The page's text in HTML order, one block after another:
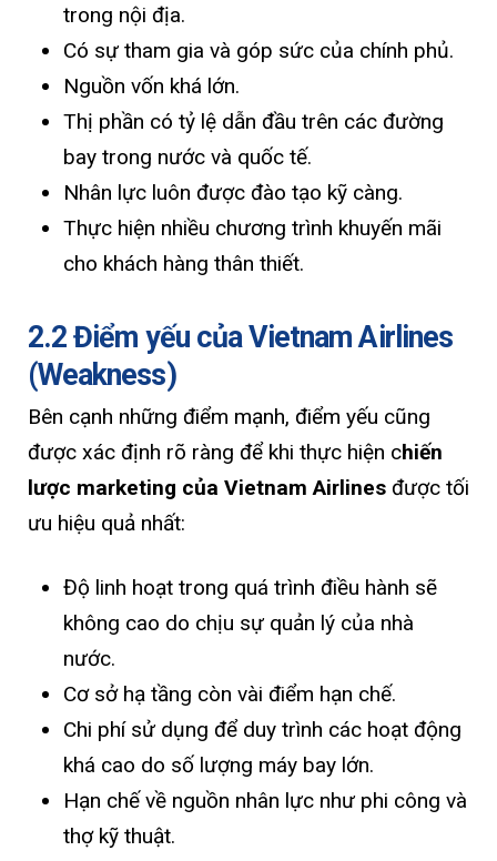
trong nội địa.
Có sự tham gia và góp sức của chính phủ.
Nguồn vốn khá lớn.
Thị phần có tỷ lệ dẫn đầu trên các đường
bay trong nước và quốc tế.
Nhân lực luôn được đào tạo kỹ càng.
Thực hiện nhiều chương trình khuyến mãi
cho khách hàng thân thiết.
2.2 Điểm yếu của Vietnam Airlines
(Weakness)
Bên cạnh những điểm mạnh, điểm yếu cũng
được xác định rõ ràng để khi thực hiện chiến
lược marketing của Vietnam Airlines được tối
ưu hiệu quả nhất:
Độ linh hoạt trong quá trình điều hành sẽ
không cao do chịu sự quản lý của nhà
nước.
Cơ sở hạ tầng còn vài điểm hạn chế.
Chi phí sử dụng để duy trình các hoạt động
khá cao do số lượng máy bay lớn.
Hạn chế về nguồn nhân lực như phi công và
thợ kỹ thuật.